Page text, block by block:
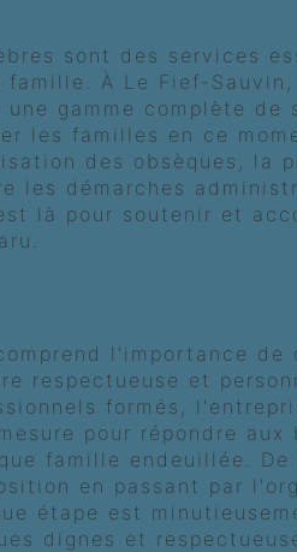
sont des services
famille. À Le Fief-
une gamme complète de
les familles en ce
des obsèques, la
les démarches
là pour soutenir et
l'importance de
respectueuse et
formés,
pour répondre aux
famille endeuillée.
en passant par
étape est
dignes et